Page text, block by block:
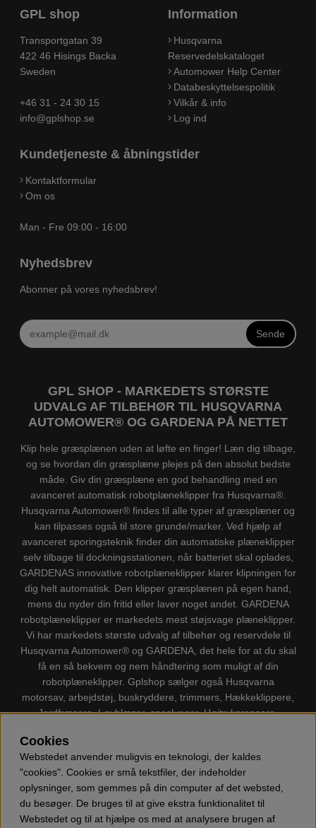
GPL shop
Transportgatan 39
422 46 Hisings Backa
Sweden
+46 31 - 24 30 15
info@gplshop.se
Information
Husqvarna
Reservedelskataloget
Automower Help Center
Databeskyttelsespolitik
Vilkår & info
Log ind
Kundetjeneste & åbningstider
Kontaktformular
Om os
Man - Fre 09:00 - 16:00
Nyhedsbrev
Abonner på vores nyhedsbrev!
Sende
GPL SHOP - MARKEDETS STØRSTE
UDVALG AF TILBEHØR TIL HUSQVARNA
AUTOMOWER® OG GARDENA PÅ NETTET
Klip hele græsplænen uden at løfte en finger! Læn dig tilbage,
og se hvordan din græsplæne plejes på den absolut bedste
måde. Giv din græsplæne en god behandling med en
avanceret automatisk robotplæneklipper fra Husqvarna®.
Husqvarna Automower® findes til alle typer af græsplæner og
kan tilpasses også til store grunde/marker. Ved hjælp af
avanceret sporingsteknik finder din automatiske plæneklipper
selv tilbage til dockningsstationen, når batteriet skal oplades,
GARDENAS innovative robotplæneklipper klarer klipningen for
dig helt automatisk. Den klipper græsplænen på egen hand,
mens du nyder din fritid eller laver noget andet. GARDENA
robotplæneklipper er markedets mest støjsvage plæneklipper.
Vi har markedets største udvalg af tilbehør og reservdele til
Husqvarna Automower® og GARDENA, det hele for at du skal
få en så bekvem og nem håndtering som muligt af din
robotplæneklipper. Gplshop sælger også Husqvarna
motorsav, arbejdstøj, buskryddere, trimmers, Hækkeklippere,
Jordfræsere, Løvblæser, sneslynger, Højtryksrensere,
Cookies
Webstedet anvender muligvis en teknologi, der kaldes
"cookies". Cookies er små tekstfiler, der indeholder
oplysninger, som gemmes på din computer af det websted,
du besøger. De bruges til at give ekstra funktionalitet til
Webstedet og til at hjælpe os med at analysere brugen af